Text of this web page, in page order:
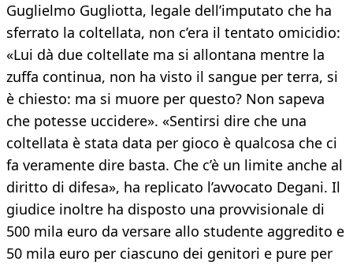
Guglielmo Gugliotta, legale dell’imputato che ha
sferrato la coltellata, non c’era il tentato omicidio:
«Lui dà due coltellate ma si allontana mentre la
zuffa continua, non ha visto il sangue per terra, si
è chiesto: ma si muore per questo? Non sapeva
che potesse uccidere». «Sentirsi dire che una
coltellata è stata data per gioco è qualcosa che ci
fa veramente dire basta. Che c’è un limite anche al
diritto di difesa», ha replicato l’avvocato Degani. Il
giudice inoltre ha disposto una provvisionale di
500 mila euro da versare allo studente aggredito e
50 mila euro per ciascuno dei genitori e pure per